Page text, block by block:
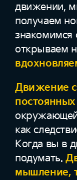
движении,
получаем
открываем
Движение
окружающей
как
Когда вы в
подумать.
мышление,